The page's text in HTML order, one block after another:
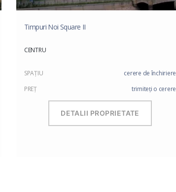
Timpuri Noi Square II
CENTRU
SPAŢIU
cerere de închiriere
PREŢ
trimiteți o cerere
DETALII PROPRIETATE